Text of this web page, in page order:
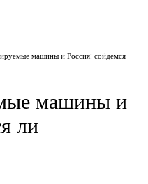
машины и Россия: сойдемся
машины и
ли